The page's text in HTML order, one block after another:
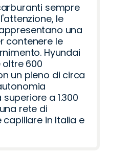
sempre
le
una
contenere le
Hyundai
oltre 600
un pieno di circa
a 1.300
rete di
capillare in Italia e